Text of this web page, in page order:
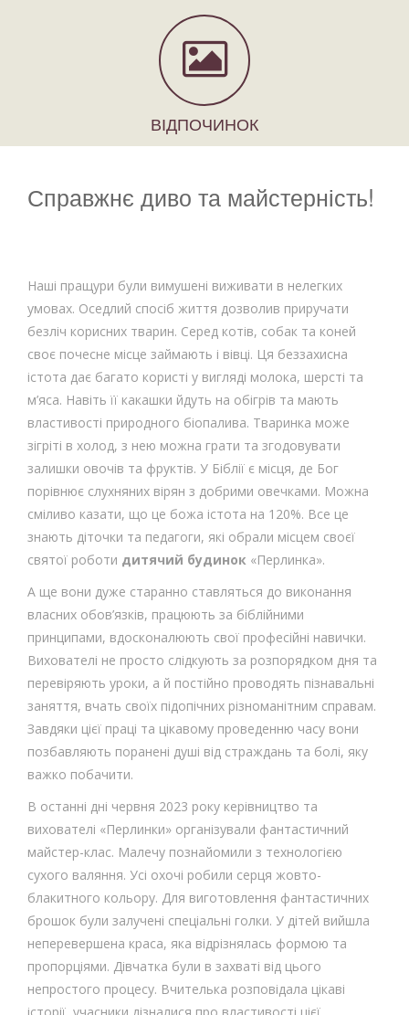
ВІДПОЧИНОК
Справжнє диво та майстерність!
Наші пращури були вимушені виживати в нелегких
умовах. Оседлий спосіб життя дозволив приручати
безліч корисних тварин. Серед котів, собак та коней
своє почесне місце займають і вівці. Ця беззахисна
істота дає багато користі у вигляді молока, шерсті та
м’яса. Навіть її какашки йдуть на обігрів та мають
властивості природного біопалива. Тваринка може
зігріті в холод, з нею можна грати та згодовувати
залишки овочів та фруктів. У Біблії є місця, де Бог
порівнює слухняних вірян з добрими овечками. Можна
сміливо казати, що це божа істота на 120%. Все це
знають діточки та педагоги, які обрали місцем своєї
святої роботи дитячий будинок «Перлинка».
А ще вони дуже старанно ставляться до виконання
власних обов’язків, працюють за біблійними
принципами, вдосконалюють свої професійні навички.
Вихователі не просто слідкують за розпорядком дня та
перевіряють уроки, а й постійно проводять пізнавальні
заняття, вчать своїх підопічних різноманітним справам.
Завдяки цієї праці та цікавому проведенню часу вони
позбавляють поранені душі від страждань та болі, яку
важко побачити.
В останні дні червня 2023 року керівництво та
вихователі «Перлинки» організували фантастичний
майстер-клас. Малечу познайомили з технологією
сухого валяння. Усі охочі робили серця жовто-
блакитного кольору. Для виготовлення фантастичних
брошок були залучені спеціальні голки. У дітей вийшла
неперевершена краса, яка відрізнялась формою та
пропорціями. Дівчатка були в захваті від цього
непростого процесу. Вчителька розповідала цікаві